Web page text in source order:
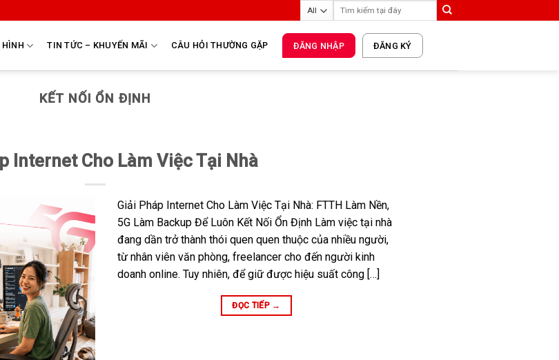
HÌNH TIN TỨC – KHUYẾN MÃI CÂU HỎI THƯỜNG GẶP ĐĂNG NHẬP ĐĂNG KÝ
KẾT NỐI ỔN ĐỊNH
Internet Cho Làm Việc Tại Nhà
Giải Pháp Internet Cho Làm Việc Tại Nhà: FTTH Làm Nền,
5G Làm Backup Để Luôn Kết Nối Ổn Định Làm việc tại nhà
đang dần trở thành thói quen quen thuộc của nhiều người,
từ nhân viên văn phòng, freelancer cho đến người kinh
doanh online. Tuy nhiên, để giữ được hiệu suất công […]
ĐỌC TIẾP →